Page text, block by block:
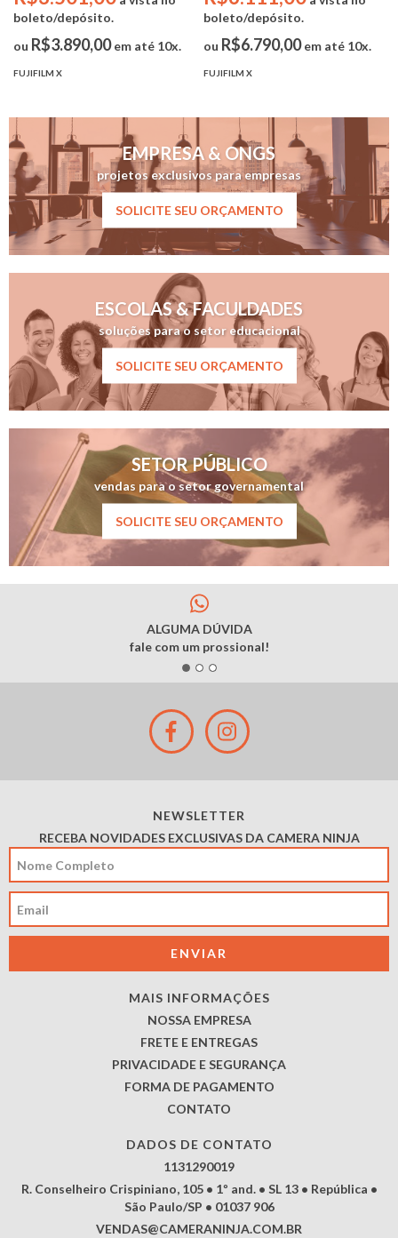
boleto/depósito.
ou R$3.890,00em até 10x.
FUJIFILM X
boleto/depósito.
ou R$6.790,00em até 10x.
FUJIFILM X
EMPRESA & ONGS
projetos exclusivos para empresas
SOLICITE SEU ORÇAMENTO
ESCOLAS & FACULDADES
soluções para o setor educacional
SOLICITE SEU ORÇAMENTO
SETOR PÚBLICO
vendas para o setor governamental
SOLICITE SEU ORÇAMENTO
ALGUMA DÚVIDA
fale com um prossional!
NEWSLETTER
RECEBA NOVIDADES EXCLUSIVAS DA CAMERA NINJA
MAIS INFORMAÇÕES
NOSSA EMPRESA
FRETE E ENTREGAS
PRIVACIDADE E SEGURANÇA
FORMA DE PAGAMENTO
CONTATO
DADOS DE CONTATO
1131290019
R. Conselheiro Crispiniano, 105 • 1º and. • SL 13 • República •
São Paulo/SP • 01037 906
VENDAS@CAMERANINJA.COM.BR